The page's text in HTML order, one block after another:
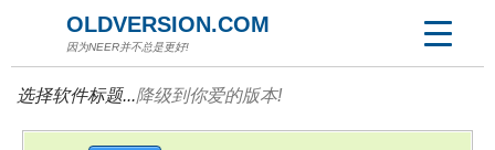
OLDVERSION.COM
因为NEER并不总是更好!
选择软件标题...降级到你爱的版本!